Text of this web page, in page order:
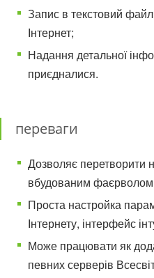
Запис в текстовий
Інтернет;
Надання детальної
приєдналися.
переваги
Дозволяє перетворити
вбудованим
Проста настройка
Інтернету, інтерфейс
Може працювати як
певних серверів